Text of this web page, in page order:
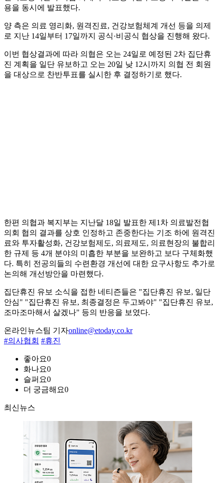
용을 동시에 발표했다.
양 측은 의료 영리화, 원격진료, 건강보험체계 개선 등을 의제
로 지난 14일부터 17일까지 공식·비공식 협상을 진행해 왔다.
이번 협상결과에 따라 의협은 오는 24일로 예정된 2차 집단휴
진 계획을 일단 유보하고 오는 20일 낮 12시까지 의협 전 회원
을 대상으로 찬반투표를 실시한 후 결정하기로 했다.
한편 의협과 복지부는 지난달 18일 발표한 제1차 의료발전협
의회 협의 결과를 상호 인정하고 존중한다는 기조 하에 원격진
료와 투자활성화, 건강보험제도, 의료제도, 의료현장의 불합리
한 규제 등 4개 분야의 미흡한 부분을 보완하고 보다 구체화했
다. 특히 전공의들의 수련환경 개선에 대한 요구사항도 추가로
논의해 개선방안을 마련했다.
집단휴진 유보 소식을 접한 네티즌들은 "집단휴진 유보, 일단
안심" "집단휴진 유보, 최종결정은 두고봐야" "집단휴진 유보,
조마조마해서 살겠나" 등의 반응을 보였다.
온라인뉴스팀 기자online@etoday.co.kr
#의사협회 #휴진
좋아요0
화나요0
슬퍼요0
더 궁금해요0
최신뉴스